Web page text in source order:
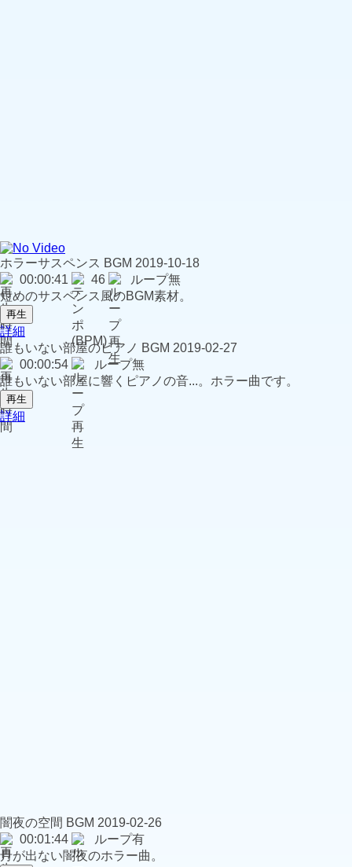
ホラーサスペンス BGM 2019-10-18
00:00:41
46
ループ無
短めのサスペンス風のBGM素材。
再生
詳細
誰もいない部屋のピアノ BGM 2019-02-27
00:00:54
ループ無
誰もいない部屋に響くピアノの音...。ホラー曲です。
再生
詳細
闇夜の空間 BGM 2019-02-26
00:01:44
ループ有
月が出ない闇夜のホラー曲。